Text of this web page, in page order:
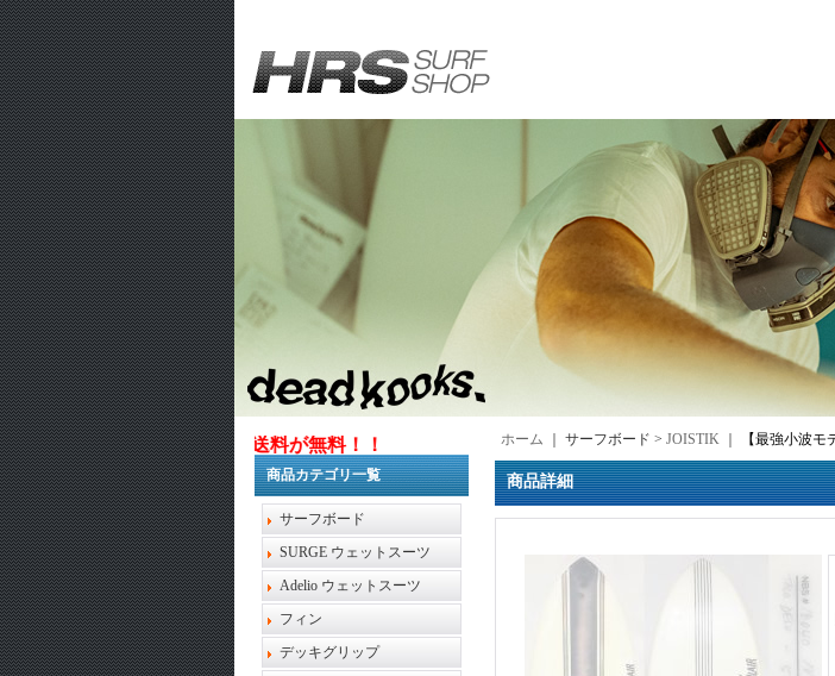
1万円以上お買い上げで送料が無料！！
商品カテゴリ一覧
サーフボード
SURGE ウェットスーツ
Adelio ウェットスーツ
フィン
デッキグリップ
ホーム ｜ サーフボード > JOISTIK 【最強小波モ
商品詳細